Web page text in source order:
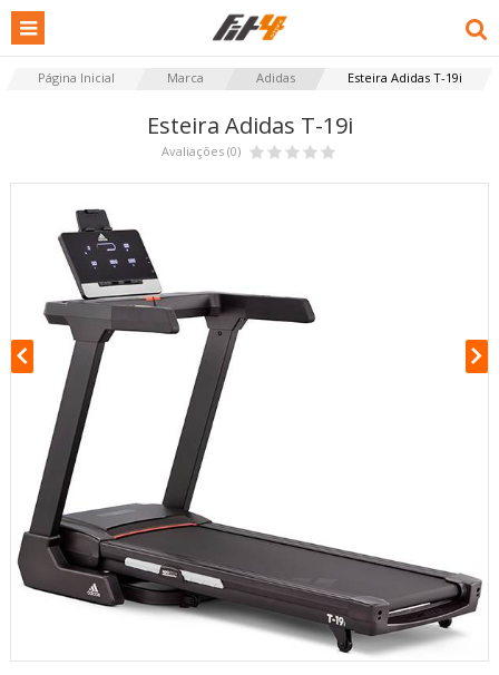
Página Inicial Marca Adidas Esteira Adidas T-19i
Esteira Adidas T-19i
Avaliações (0)